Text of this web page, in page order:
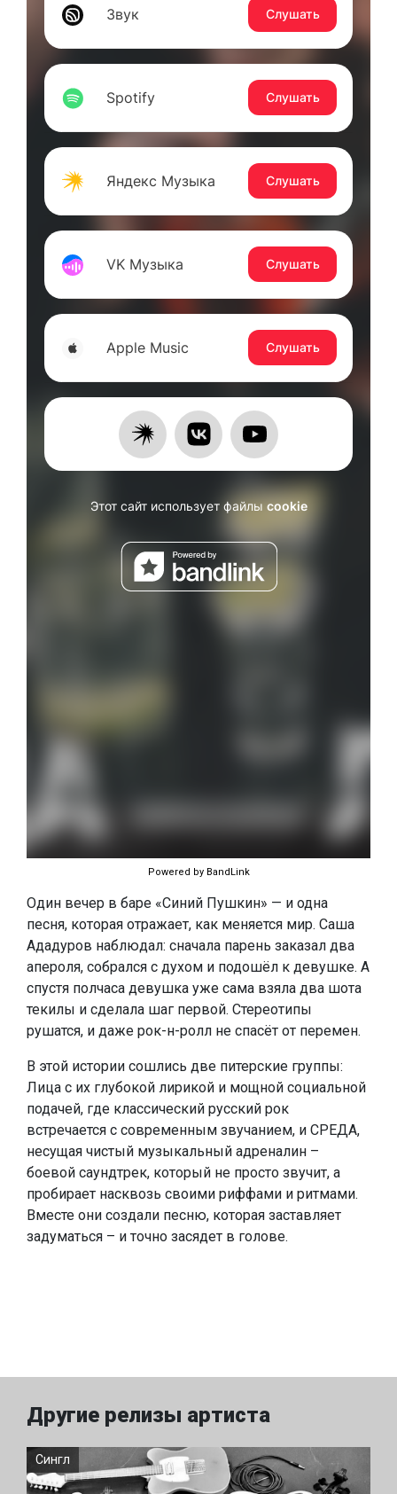
Powered by BandLink
Один вечер в баре «Синий Пушкин» — и одна
песня, которая отражает, как меняется мир. Саша
Ададуров наблюдал: сначала парень заказал два
апероля, собрался с духом и подошёл к девушке. А
спустя полчаса девушка уже сама взяла два шота
текилы и сделала шаг первой. Стереотипы
рушатся, и даже рок-н-ролл не спасёт от перемен.
В этой истории сошлись две питерские группы:
Лица с их глубокой лирикой и мощной социальной
подачей, где классический русский рок
встречается с современным звучанием, и СРЕДА,
несущая чистый музыкальный адреналин –
боевой саундтрек, который не просто звучит, а
пробирает насквозь своими риффами и ритмами.
Вместе они создали песню, которая заставляет
задуматься – и точно засядет в голове.
Другие релизы артиста
Сингл